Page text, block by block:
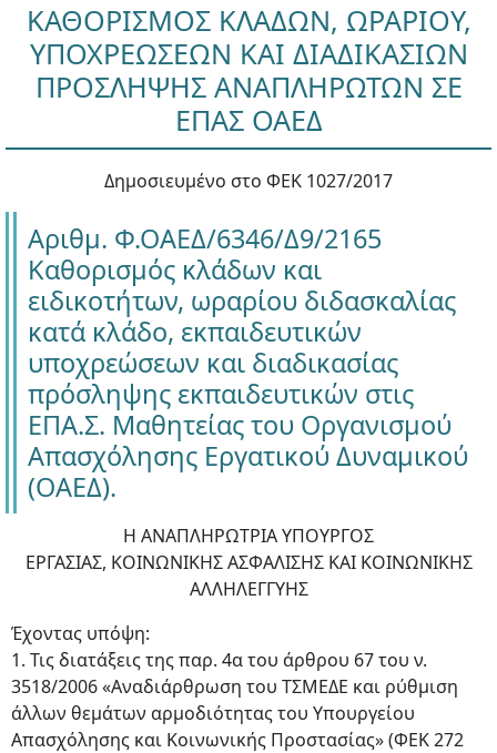
ΚΑΘΟΡΙΣΜΟΣ ΚΛΑΔΩΝ, ΩΡΑΡΙΟΥ,
ΥΠΟΧΡΕΩΣΕΩΝ ΚΑΙ ΔΙΑΔΙΚΑΣΙΩΝ
ΠΡΟΣΛΗΨΗΣ ΑΝΑΠΛΗΡΩΤΩΝ ΣΕ
ΕΠΑΣ ΟΑΕΔ
Δημοσιευμένο στο ΦΕΚ 1027/2017
Αριθμ. Φ.ΟΑΕΔ/6346/Δ9/2165
Καθορισμός κλάδων και
ειδικοτήτων, ωραρίου διδασκαλίας
κατά κλάδο, εκπαιδευτικών
υποχρεώσεων και διαδικασίας
πρόσληψης εκπαιδευτικών στις
ΕΠΑ.Σ. Μαθητείας του Οργανισμού
Απασχόλησης Εργατικού Δυναμικού
(ΟΑΕΔ).
Η ΑΝΑΠΛΗΡΩΤΡΙΑ ΥΠΟΥΡΓΟΣ
ΕΡΓΑΣΙΑΣ, ΚΟΙΝΩΝΙΚΗΣ ΑΣΦΑΛΙΣΗΣ ΚΑΙ ΚΟΙΝΩΝΙΚΗΣ
ΑΛΛΗΛΕΓΓΥΗΣ
Έχοντας υπόψη:
1. Τις διατάξεις της παρ. 4α του άρθρου 67 του ν.
3518/2006 «Αναδιάρθρωση του ΤΣΜΕΔΕ και ρύθμιση
άλλων θεμάτων αρμοδιότητας του Υπουργείου
Απασχόλησης και Κοινωνικής Προστασίας» (ΦΕΚ 272